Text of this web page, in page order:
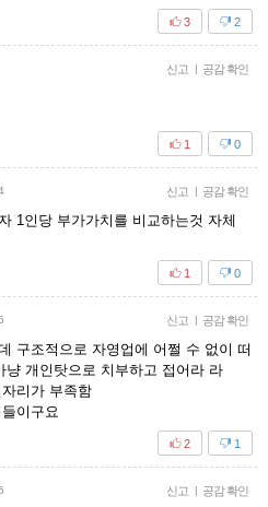
2
3
신고 공감 확인
0
1
신고 공감 확인
1인당 부가가치를 비교하는것 자체
0
1
신고 공감 확인
구조적으로 자영업에 어쩔 수 없이 떠
개인탓으로 치부하고 접어라 라
리가 부족함
이구요
1
2
신고 공감 확인